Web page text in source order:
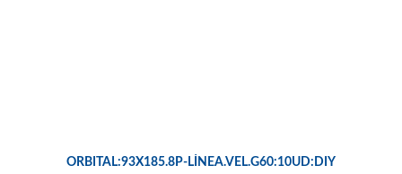
ORBITAL:93X185.8P-LÍNEA.VEL.G60:10UD:DIY